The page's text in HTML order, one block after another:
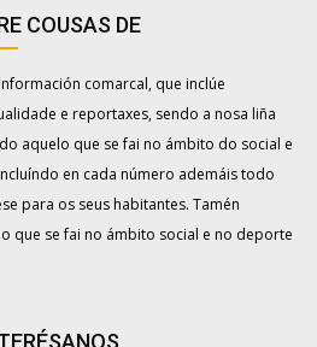
COUSAS DE
comarcal, que inclúe
e reportaxes, sendo a nosa liña
aquelo que se fai no ámbito do social e
en cada número ademáis todo
para os seus habitantes. Tamén
que se fai no ámbito social e no deporte